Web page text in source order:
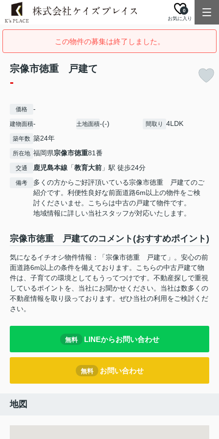
お気に入り
0
この物件の募集は終了しました。
宗像市徳重 戸建て
-
価格 -
建物面積- 土地面積-(-) 間取り 4LDK
築年数 築24年
所在地 福岡県宗像市徳重81番
交通 鹿児島本線 「教育大前 」駅 徒歩24分
備考
多くの方からご好評頂いている宗像市徳重 戸建てのご
紹介です。利便性良好な前面道路6m以上の物件をご検
討くださいませ。こちらは中古の戸建て物件です。
地域情報に詳しい当社スタッフが対応いたします。
宗像市徳重 戸建てのコメント(おすすめポイント)
気になるイチオシ物件情報：「宗像市徳重 戸建て」。安心の前
面道路6m以上の条件を備えております。こちらの中古戸建て物
件は、子育ての環境としてもうってつけです。不動産探しで重視
しているポイントを、当社にお聞かせください。当社は数多くの
不動産情報を取り扱っております。ぜひ当社の利用をご検討くだ
さい。
無料 LINEからお問い合わせ
無料 お問い合わせ
地図